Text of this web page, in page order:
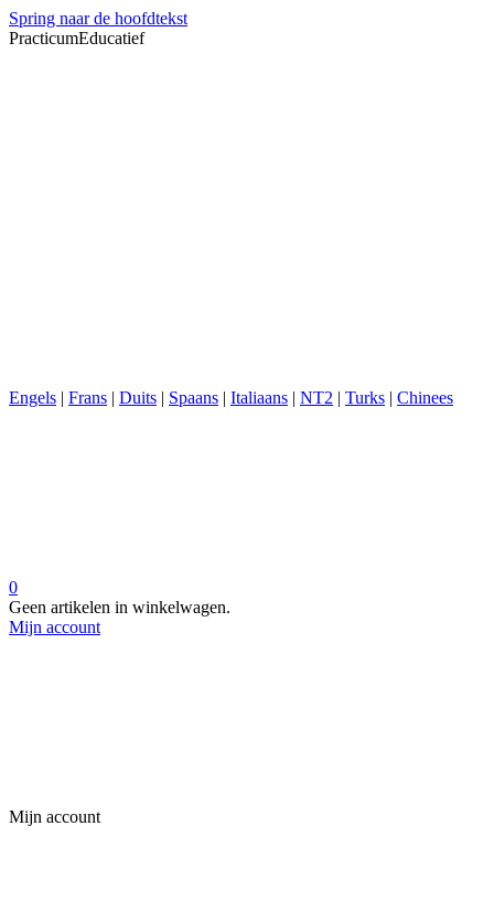
Spring naar de hoofdtekst
PracticumEducatief
Engels | Frans | Duits | Spaans | Italiaans | NT2 | Turks | Chinees
0
Geen artikelen in winkelwagen.
Mijn account
Mijn account